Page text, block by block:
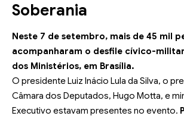
Soberania
Neste 7 de setembro, mais de 45 mil
acompanharam o desfile cívico-militar
dos Ministérios, em Brasília.
O presidente Luiz Inácio Lula da Silva, o
Câmara dos Deputados, Hugo Motta, e
Executivo estavam presentes no evento.